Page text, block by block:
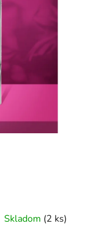
Skladom (2 ks)